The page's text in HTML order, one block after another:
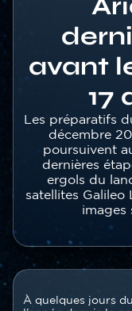
avant
17
Texte
Les préparatifs
décembre
poursuivent
dernières
ergols du
satellites Galileo
images
section
Texte
À quelques jours